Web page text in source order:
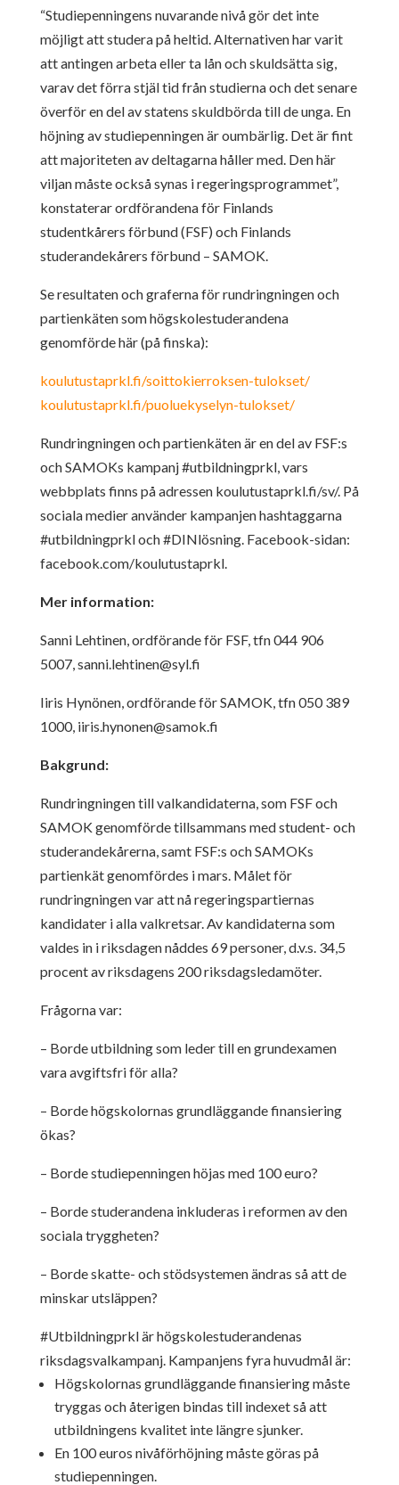
“Studiepenningens nuvarande nivå gör det inte
möjligt att studera på heltid. Alternativen har varit
att antingen arbeta eller ta lån och skuldsätta sig,
varav det förra stjäl tid från studierna och det senare
överför en del av statens skuldbörda till de unga. En
höjning av studiepenningen är oumbärlig. Det är fint
att majoriteten av deltagarna håller med. Den här
viljan måste också synas i regeringsprogrammet”,
konstaterar ordförandena för Finlands
studentkårers förbund (FSF) och Finlands
studerandekårers förbund – SAMOK.
Se resultaten och graferna för rundringningen och
partienkäten som högskolestuderandena
genomförde här (på finska):
koulutustaprkl.fi/soittokierroksen-tulokset/
koulutustaprkl.fi/puoluekyselyn-tulokset/
Rundringningen och partienkäten är en del av FSF:s
och SAMOKs kampanj #utbildningprkl, vars
webbplats finns på adressen koulutustaprkl.fi/sv/. På
sociala medier använder kampanjen hashtaggarna
#utbildningprkl och #DINlösning. Facebook-sidan:
facebook.com/koulutustaprkl.
Mer information:
Sanni Lehtinen, ordförande för FSF, tfn 044 906
5007,sanni.lehtinen@syl.fi
Iiris Hynönen, ordförande för SAMOK, tfn 050 389
1000, iiris.hynonen@samok.fi
Bakgrund:
Rundringningen till valkandidaterna, som FSF och
SAMOK genomförde tillsammans med student- och
studerandekårerna, samt FSF:s och SAMOKs
partienkät genomfördes i mars. Målet för
rundringningen var att nå regeringspartiernas
kandidater i alla valkretsar. Av kandidaterna som
valdes in i riksdagen nåddes 69 personer, d.v.s. 34,5
procent av riksdagens 200 riksdagsledamöter.
Frågorna var:
– Borde utbildning som leder till en grundexamen
vara avgiftsfri för alla?
– Borde högskolornas grundläggande finansiering
ökas?
– Borde studiepenningen höjas med 100 euro?
– Borde studerandena inkluderas i reformen av den
sociala tryggheten?
– Borde skatte- och stödsystemen ändras så att de
minskar utsläppen?
#Utbildningprkl är högskolestuderandenas
riksdagsvalkampanj. Kampanjens fyra huvudmål är:
Högskolornas grundläggande finansiering måste
tryggas och återigen bindas till indexet så att
utbildningens kvalitet inte längre sjunker.
En 100 euros nivåförhöjning måste göras på
studiepenningen.